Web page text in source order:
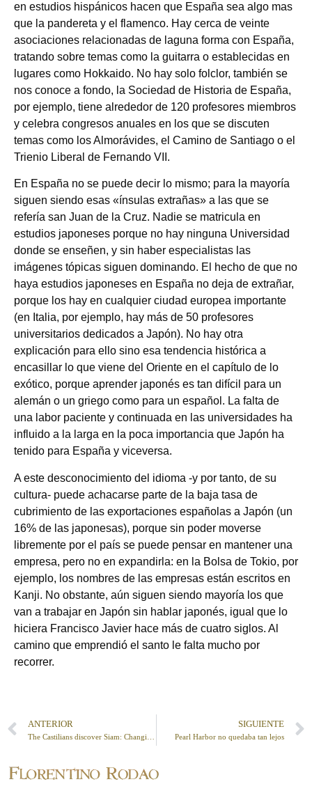
en estudios hispánicos hacen que España sea algo mas
que la pandereta y el flamenco. Hay cerca de veinte
asociaciones relacionadas de laguna forma con España,
tratando sobre temas como la guitarra o establecidas en
lugares como Hokkaido. No hay solo folclor, también se
nos conoce a fondo, la Sociedad de Historia de España,
por ejemplo, tiene alrededor de 120 profesores miembros
y celebra congresos anuales en los que se discuten
temas como los Almorávides, el Camino de Santiago o el
Trienio Liberal de Fernando VII.
En España no se puede decir lo mismo; para la mayoría
siguen siendo esas «ínsulas extrañas» a las que se
refería san Juan de la Cruz. Nadie se matricula en
estudios japoneses porque no hay ninguna Universidad
donde se enseñen, y sin haber especialistas las
imágenes tópicas siguen dominando. El hecho de que no
haya estudios japoneses en España no deja de extrañar,
porque los hay en cualquier ciudad europea importante
(en Italia, por ejemplo, hay más de 50 profesores
universitarios dedicados a Japón). No hay otra
explicación para ello sino esa tendencia histórica a
encasillar lo que viene del Oriente en el capítulo de lo
exótico, porque aprender japonés es tan difícil para un
alemán o un griego como para un español. La falta de
una labor paciente y continuada en las universidades ha
influido a la larga en la poca importancia que Japón ha
tenido para España y viceversa.
A este desconocimiento del idioma ‑y por tanto, de su
cultura‑ puede achacarse parte de la baja tasa de
cubrimiento de las exportaciones españolas a Japón (un
16% de las japonesas), porque sin poder moverse
libremente por el país se puede pensar en mantener una
empresa, pero no en expandirla: en la Bolsa de Tokio, por
ejemplo, los nombres de las empresas están escritos en
Kanji. No obstante, aún siguen siendo mayoría los que
van a trabajar en Japón sin hablar japonés, igual que lo
hiciera Francisco Javier hace más de cuatro siglos. Al
camino que emprendió el santo le falta mucho por
recorrer.
ANTERIOR SIGUIENTE
Pearl Harbor no quedaba tan lejos